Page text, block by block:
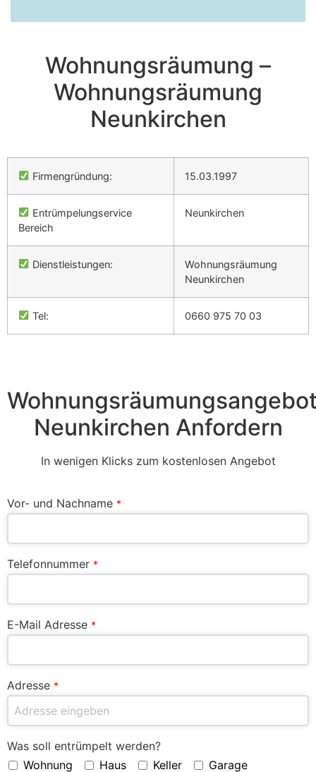
Wohnungsräumung –
Wohnungsräumung
Neunkirchen
Firmengründung: 15.03.1997
Entrümpelungservice
Bereich
Neunkirchen
Dienstleistungen:
Wohnungsräumung
Neunkirchen
Tel: 0660 975 70 03
Neunkirchen Anfordern
In wenigen Klicks zum kostenlosen Angebot
Vor- und Nachname *
Telefonnummer *
E-Mail Adresse *
Adresse *
Was soll entrümpelt werden?
Wohnung
Haus Keller Garage